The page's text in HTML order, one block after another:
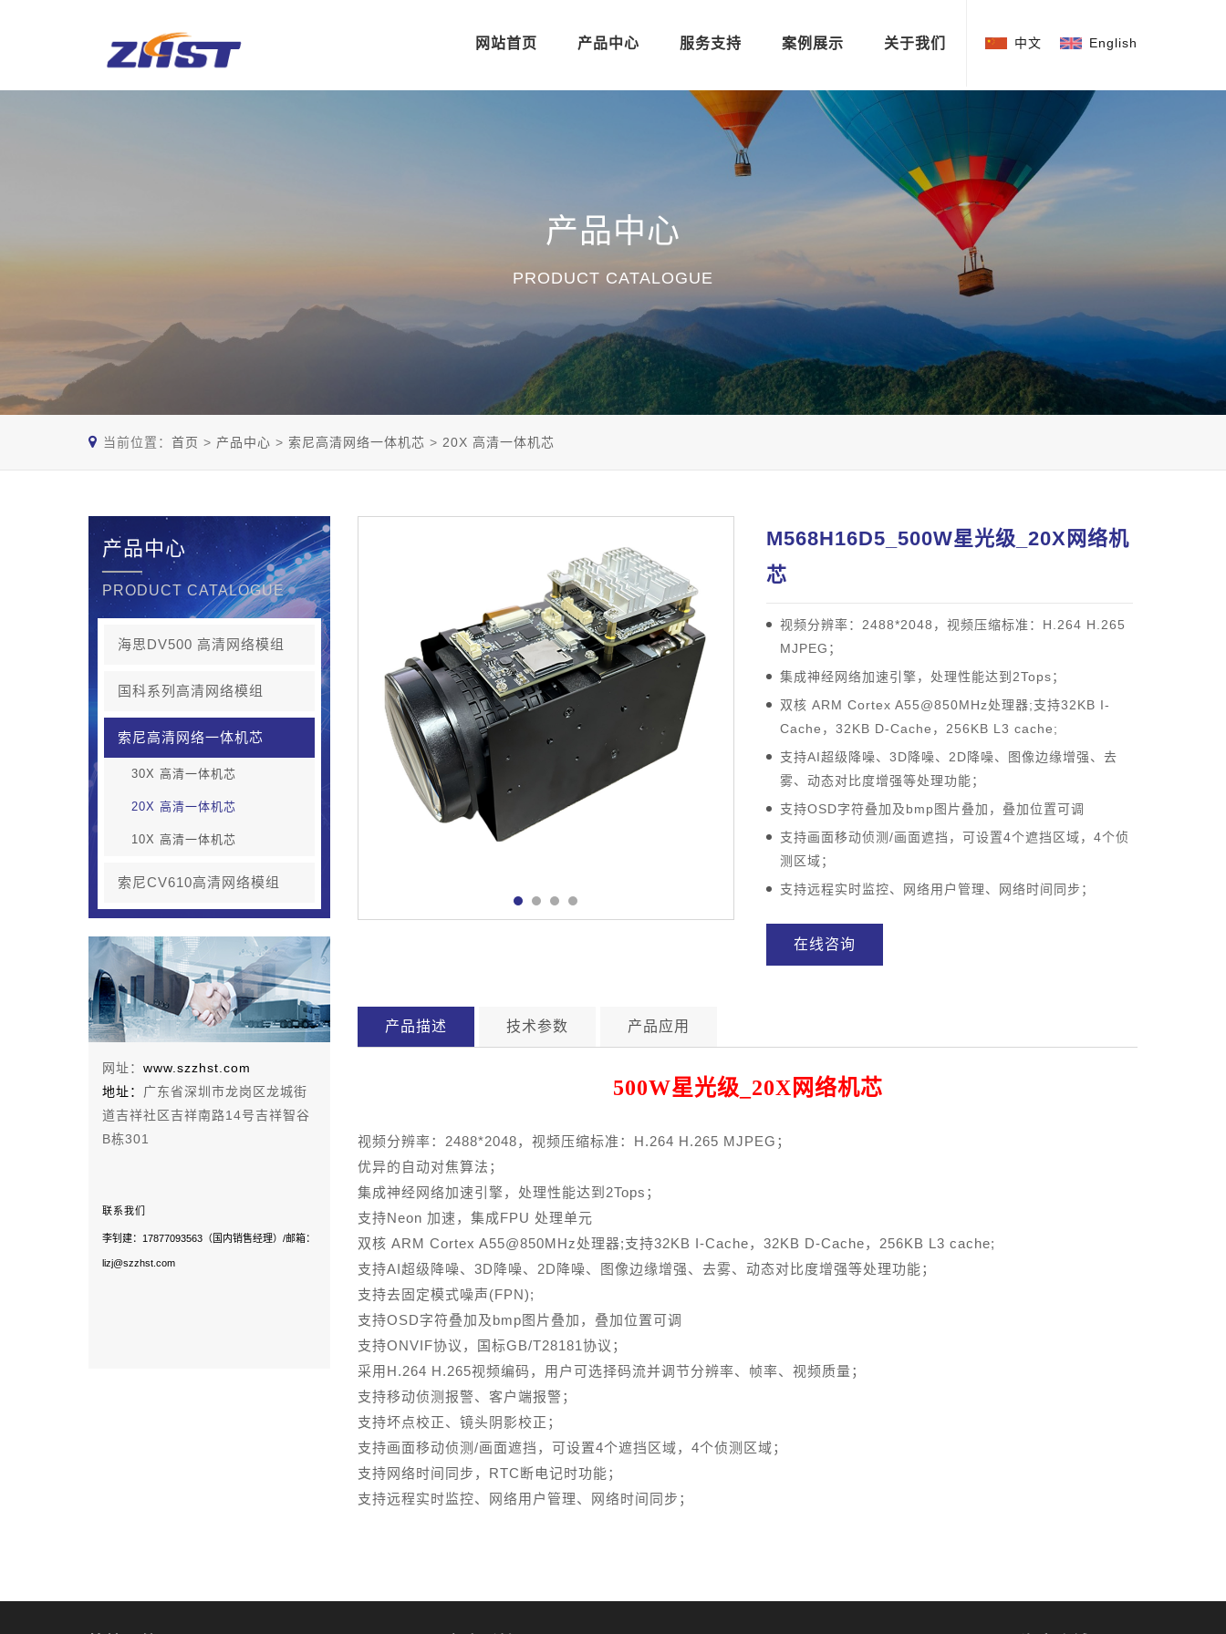
中文 English
网站首页 产品中心 服务支持 案例展示 关于我们
产品中心
PRODUCT CATALOGUE
当前位置： 首页 > 产品中心 > 索尼高清网络一体机芯 > 20X 高清一体机芯
产品中心
PRODUCT CATALOGUE
海思DV500 高清网络模组
国科系列高清网络模组
索尼高清网络一体机芯
30X 高清一体机芯
20X 高清一体机芯
10X 高清一体机芯
索尼CV610高清网络模组
网址： www.szzhst.com
地址： 广东省深圳市龙岗区龙城街
道吉祥社区吉祥南路14号吉祥智谷
B栋301
联系我们
李钊建：17877093563（国内销售经理）/邮箱：
lizj@szzhst.com
M568H16D5_500W星光级_20X网络机
芯
视频分辨率：2488*2048，视频压缩标准：H.264 H.265
MJPEG；
集成神经网络加速引擎，处理性能达到2Tops；
双核 ARM Cortex A55@850MHz处理器;支持32KB I-
Cache，32KB D-Cache，256KB L3 cache;
支持AI超级降噪、3D降噪、2D降噪、图像边缘增强、去
雾、动态对比度增强等处理功能；
支持OSD字符叠加及bmp图片叠加，叠加位置可调
支持画面移动侦测/画面遮挡，可设置4个遮挡区域，4个侦
测区域；
支持远程实时监控、网络用户管理、网络时间同步；
在线咨询
产品描述 技术参数 产品应用
500W星光级_20X网络机芯
视频分辨率：2488*2048，视频压缩标准：H.264 H.265 MJPEG；
优异的自动对焦算法；
集成神经网络加速引擎，处理性能达到2Tops；
支持Neon 加速，集成FPU 处理单元
双核 ARM Cortex A55@850MHz处理器;支持32KB I-Cache，32KB D-Cache，256KB L3 cache;
支持AI超级降噪、3D降噪、2D降噪、图像边缘增强、去雾、动态对比度增强等处理功能；
支持去固定模式噪声(FPN);
支持OSD字符叠加及bmp图片叠加，叠加位置可调
支持ONVIF协议，国标GB/T28181协议；
采用H.264 H.265视频编码，用户可选择码流并调节分辨率、帧率、视频质量；
支持移动侦测报警、客户端报警；
支持坏点校正、镜头阴影校正；
支持画面移动侦测/画面遮挡，可设置4个遮挡区域，4个侦测区域；
支持网络时间同步，RTC断电记时功能；
支持远程实时监控、网络用户管理、网络时间同步；